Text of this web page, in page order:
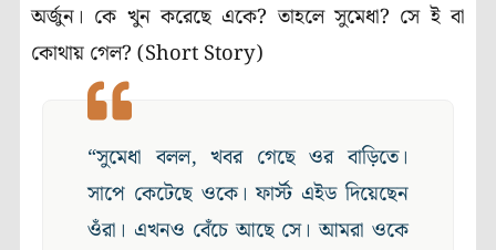
অর্জুন। কে খুন করেছে একে? তাহলে সুমেধা? সে ই বা
কোথায় গেল? (Short Story)
“সুমেধা বলল, খবর গেছে ওর বাড়িতে।
সাপে কেটেছে ওকে। ফার্স্ট এইড দিয়েছেন
ওঁরা। এখনও বেঁচে আছে সে। আমরা ওকে